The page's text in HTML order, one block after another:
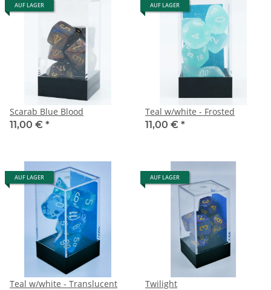
AUF LAGER
Scarab Blue Blood
11,00 € *
AUF LAGER
Teal w/white - Frosted
11,00 € *
AUF LAGER
Teal w/white - Translucent
AUF LAGER
Twilight